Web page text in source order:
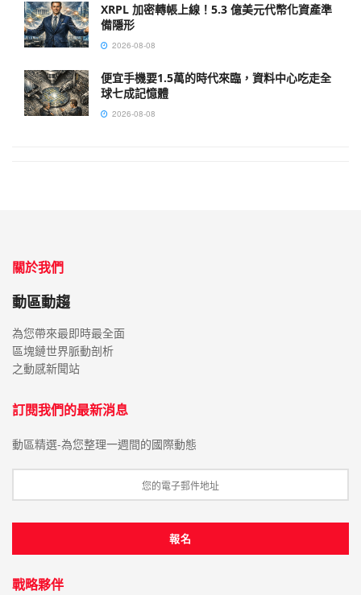
XRPL 加密轉帳上線！5.3 億美元代幣化資產準
備隱形
2026-08-08
便宜手機要1.5萬的時代來臨，資料中心吃走全
球七成記憶體
2026-08-08
關於我們
動區動趨
為您帶來最即時最全面
區塊鏈世界脈動剖析
之動感新聞站
訂閱我們的最新消息
動區精選-為您整理一週間的國際動態
戰略夥伴